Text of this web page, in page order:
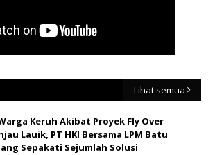
Lihat semua
Keruh Akibat Proyek Fly Over
Lauik, PT HKI Bersama LPM Batu
Sepakati Sejumlah Solusi